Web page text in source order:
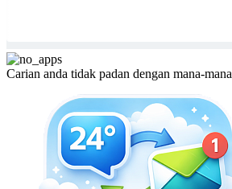
Carian anda tidak padan dengan mana-